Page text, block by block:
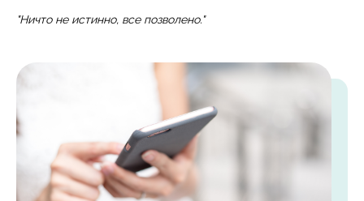
"Ничто не истинно, все позволено."